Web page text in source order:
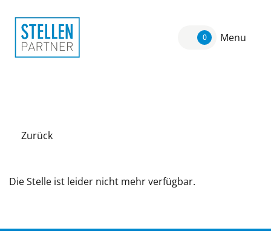
0 Menu
Zurück
Die Stelle ist leider nicht mehr verfügbar.